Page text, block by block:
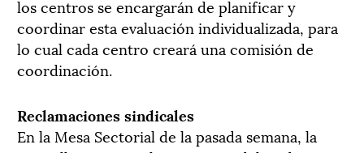
los centros se encargarán de planificar y
coordinar esta evaluación individualizada, para
lo cual cada centro creará una comisión de
coordinación.
Reclamaciones sindicales
En la Mesa Sectorial de la pasada semana, la